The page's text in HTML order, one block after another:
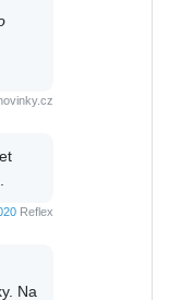
Reflex
Na